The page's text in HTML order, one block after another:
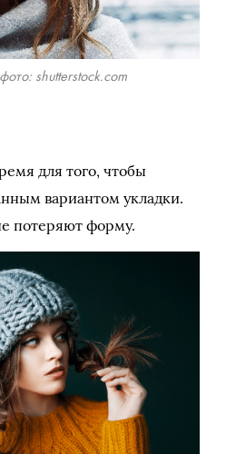
shutterstock.com
для того, чтобы
вариантом укладки.
потеряют форму.